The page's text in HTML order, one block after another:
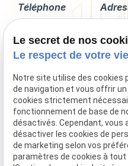
Téléphone
Garde
Droit immobilier
Droit de la famille
Procédures
Le secret de nos
Le respect de votre
Notre site utilise des cookies
de navigation et vous offrir
cookies strictement
fonctionnement de base de
désactivés. Cependant, vous
désactiver les cookies de
de marketing selon vos
paramètres de cookies à